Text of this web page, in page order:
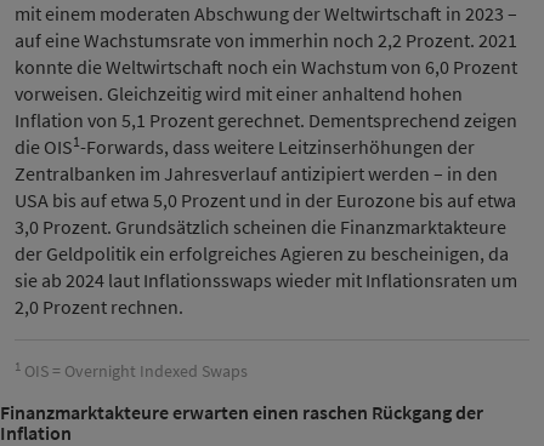
mit einem moderaten Abschwung der Weltwirtschaft in 2023 –
auf eine Wachstumsrate von immerhin noch 2,2 Prozent. 2021
konnte die Weltwirtschaft noch ein Wachstum von 6,0 Prozent
vorweisen. Gleichzeitig wird mit einer anhaltend hohen
Inflation von 5,1 Prozent gerechnet. Dementsprechend zeigen
die OIS1-Forwards, dass weitere Leitzinserhöhungen der
Zentralbanken im Jahresverlauf antizipiert werden – in den
USA bis auf etwa 5,0 Prozent und in der Eurozone bis auf etwa
3,0 Prozent. Grundsätzlich scheinen die Finanzmarktakteure
der Geldpolitik ein erfolgreiches Agieren zu bescheinigen, da
sie ab 2024 laut Inflationsswaps wieder mit Inflationsraten um
2,0 Prozent rechnen.
1 OIS = Overnight Indexed Swaps
Finanzmarktakteure erwarten einen raschen Rückgang der
Inflation